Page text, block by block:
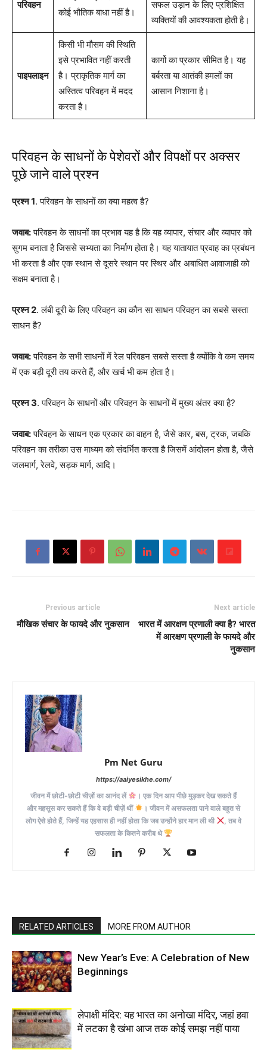
परिवहन
कोई भौतिक बाधा नहीं है।
सफल उड़ान के लिए प्रशिक्षित
व्यक्तियों की आवश्यकता होती है।
पाइपलाइन
किसी भी मौसम की स्थिति
इसे प्रभावित नहीं करती
है। प्राकृतिक मार्ग का
अस्तित्व परिवहन में मदद
करता है।
कार्गो का प्रकार सीमित है। यह
बर्बरता या आतंकी हमलों का
आसान निशाना है।
परिवहन के साधनों के पेशेवरों और विपक्षों पर अक्सर
पूछे जाने वाले प्रश्न
प्रश्न 1. परिवहन के साधनों का क्या महत्व है?
जवाब:परिवहन के साधनों का प्रभाव यह है कि यह व्यापार, संचार और व्यापार को
सुगम बनाता है जिससे सभ्यता का निर्माण होता है। यह यातायात प्रवाह का प्रबंधन
भी करता है और एक स्थान से दूसरे स्थान पर स्थिर और अबाधित आवाजाही को
सक्षम बनाता है।
प्रश्न 2. लंबी दूरी के लिए परिवहन का कौन सा साधन परिवहन का सबसे सस्ता
साधन है?
जवाब:परिवहन के सभी साधनों में रेल परिवहन सबसे सस्ता है क्योंकि वे कम समय
में एक बड़ी दूरी तय करते हैं, और खर्च भी कम होता है।
प्रश्न 3. परिवहन के साधनों और परिवहन के साधनों में मुख्य अंतर क्या है?
जवाब:परिवहन के साधन एक प्रकार का वाहन है, जैसे कार, बस, ट्रक, जबकि
परिवहन का तरीका उस माध्यम को संदर्भित करता है जिसमें आंदोलन होता है, जैसे
जलमार्ग, रेलवे, सड़क मार्ग, आदि।
Previous article
मौखिक संचार के फायदे और नुकसान
Next article
भारत में आरक्षण प्रणाली क्या है? भारत
में आरक्षण प्रणाली के फायदे और
नुकसान
Pm Net Guru
https://aaiyesikhe.com/
जीवन में छोटी-छोटी चीज़ों का आनंद लें
। एक दिन आप पीछे मुड़कर देख सकते हैं
और महसूस कर सकते हैं कि वे बड़ी चीज़ें थीं
। जीवन में असफलता पाने वाले बहुत से
लोग ऐसे होते हैं, जिन्हें यह एहसास ही नहीं होता कि जब उन्होंने हार मान ली थी
, तब वे
सफलता के कितने करीब थे
RELATED ARTICLES MORE FROM AUTHOR
New Year’s Eve: A Celebration of New
Beginnings
लेपाक्षी मंदिर: यह भारत का अनोखा मंदिर, जहां हवा
में लटका है खंभा आज तक कोई समझ नहीं पाया